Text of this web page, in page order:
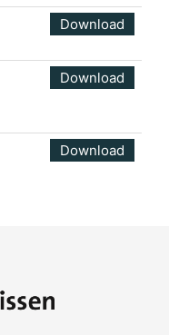
Download
Download
Download